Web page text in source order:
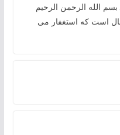
زیبا:ـ بسم الله الرحمن الرحیم
که استغفار می